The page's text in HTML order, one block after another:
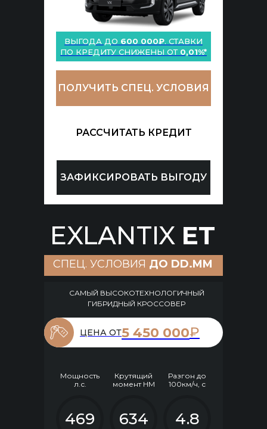
ПОЛУЧИТЬ СПЕЦ. УСЛОВИЯ
РАССЧИТАТЬ КРЕДИТ
ЗАФИКСИРОВАТЬ ВЫГОДУ
ВЫГОДА ДО 600 000₽. СТАВКИ
ПО КРЕДИТУ СНИЖЕНЫ ОТ 0,01%*
469 634 4.8
Мощность
л.с.
Разгон до
100км/ч, с
Крутящий
момент НМ
САМЫЙ ВЫСОКОТЕХНОЛОГИЧНЫЙ
ГИБРИДНЫЙ КРОССОВЕР
ЦЕНА ОТ5 450 000₽
СПЕЦ. УСЛОВИЯ ДО DD.MM
EXLANTIX ET